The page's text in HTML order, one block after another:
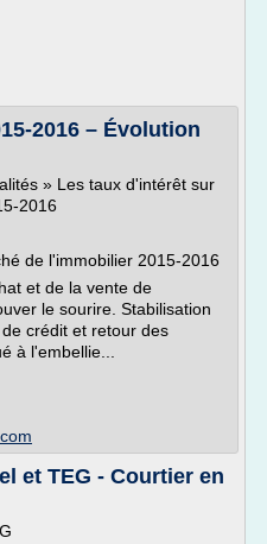
2016 – Évolution
» Les taux d'intérêt sur
2016
de l'immobilier 2015-2016
et de la vente de
le sourire. Stabilisation
crédit et retour des
à l'embellie...
et TEG - Courtier en